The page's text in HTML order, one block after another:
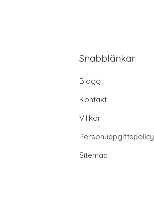
Snabblänkar
Blogg
Kontakt
Villkor
Personuppgiftspolicy
Sitemap